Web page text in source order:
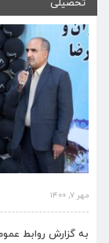
تحصیلی
مهر ۷, ۱۴۰۰
به گزارش روابط